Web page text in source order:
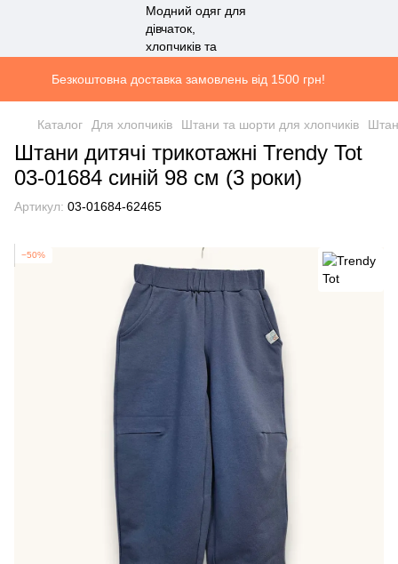
Безкоштовна доставка замовлень від 1500 грн!
Каталог Для хлопчиків Штани та шорти для хлопчиків
Штани дитячі трикотажні Trendy Tot
03-01684 синій 98 см (3 роки)
Артикул: 03-01684-62465
−50%